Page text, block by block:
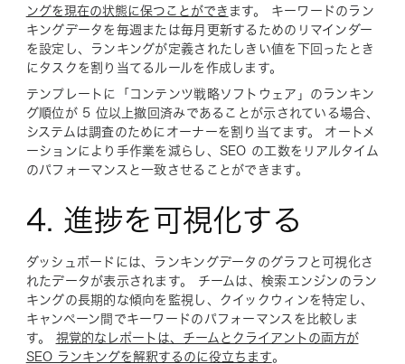
ングを現在の状態に保つことができ ます。 キーワードのラン
キングデータを毎週または毎月更新するためのリマインダー
を設定し、ランキングが定義されたしきい値を下回ったとき
にタスクを割り当てるルールを作成します。
テンプレートに「コンテンツ戦略ソフトウェア」のランキン
グ順位が 5 位以上撤回済みであることが示されている場合、
システムは調査のためにオーナーを割り当てます。 オートメ
ーションにより手作業を減らし、SEO の工数をリアルタイム
のパフォーマンスと一致させることができます。
4. 進捗を可視化する
ダッシュボードには、ランキングデータのグラフと可視化さ
れたデータが表示されます。 チームは、検索エンジンのラン
キングの長期的な傾向を監視し、クイックウィンを特定し、
キャンペーン間でキーワードのパフォーマンスを比較しま
す。 視覚的なレポートは、チームとクライアントの両方が
SEO ランキングを解釈するのに役立ちます。